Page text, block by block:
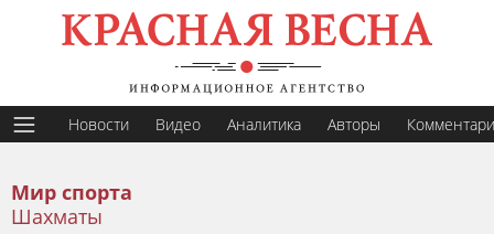
Новости Видео Аналитика Авторы
Мир спорта
Шахматы